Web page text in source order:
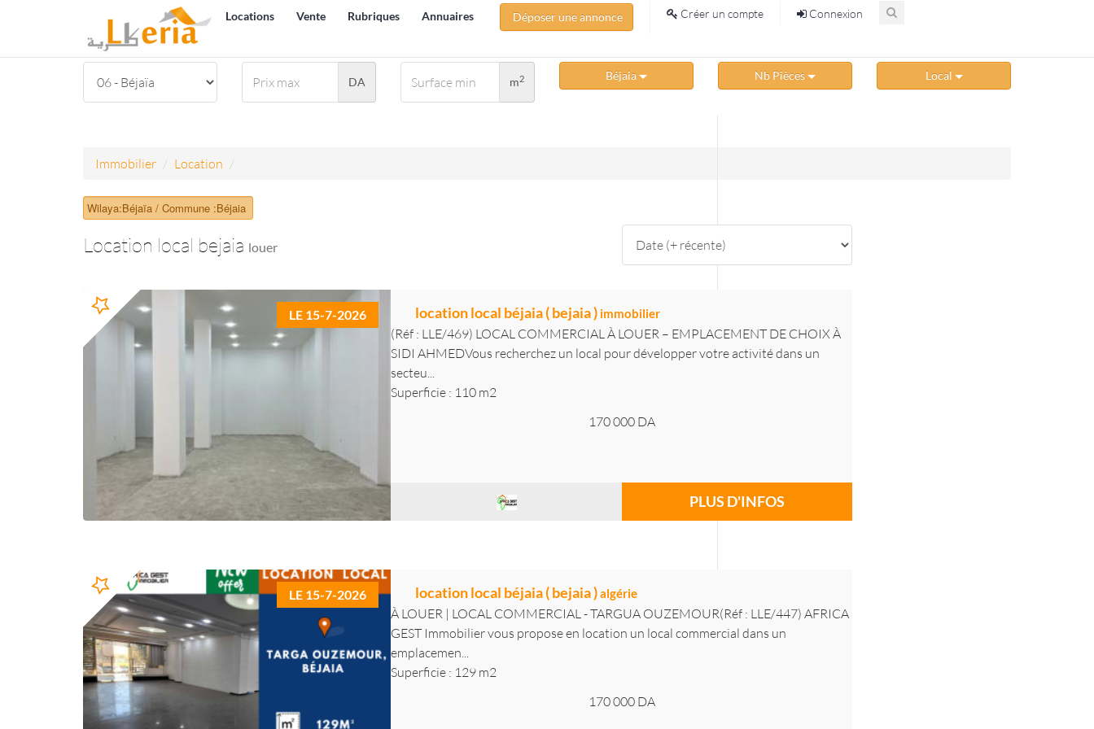
Locations Vente Rubriques Annuaires Déposer une annonce Créer un compte Connexion
DA m2 Béjaia Nb Pièces Local
Immobilier Location
Wilaya:Béjaïa / Commune :Béjaia
Location local bejaia louer
LE 15-7-2026 location local béjaia ( bejaia ) immobilier
(Réf : LLE/469) LOCAL COMMERCIAL À LOUER – EMPLACEMENT DE CHOIX À
SIDI AHMEDVous recherchez un local pour développer votre activité dans un
secteu...
Superficie : 110 m2
170 000 DA
PLUS D'INFOS
LE 15-7-2026 location local béjaia ( bejaia )algérie
À LOUER | LOCAL COMMERCIAL - TARGUA OUZEMOUR(Réf : LLE/447) AFRICA
GEST Immobilier vous propose en location un local commercial dans un
emplacemen...
Superficie : 129 m2
170 000 DA